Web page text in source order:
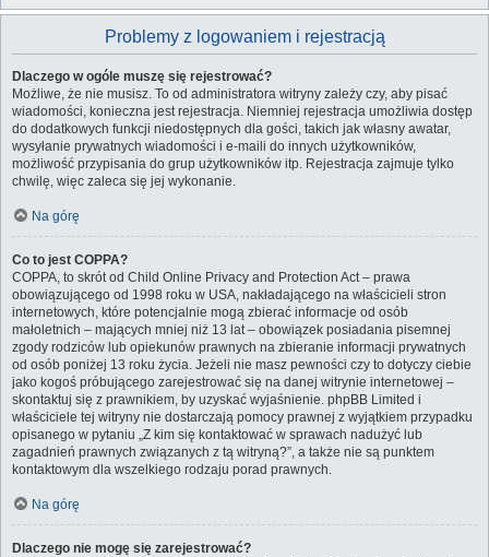
Problemy z logowaniem i rejestracją
Dlaczego w ogóle muszę się rejestrować?
Możliwe, że nie musisz. To od administratora witryny zależy czy, aby pisać
wiadomości, konieczna jest rejestracja. Niemniej rejestracja umożliwia dostęp
do dodatkowych funkcji niedostępnych dla gości, takich jak własny awatar,
wysyłanie prywatnych wiadomości i e-maili do innych użytkowników,
możliwość przypisania do grup użytkowników itp. Rejestracja zajmuje tylko
chwilę, więc zaleca się jej wykonanie.
Na górę
Co to jest COPPA?
COPPA, to skrót od Child Online Privacy and Protection Act – prawa
obowiązującego od 1998 roku w USA, nakładającego na właścicieli stron
internetowych, które potencjalnie mogą zbierać informacje od osób
małoletnich – mających mniej niż 13 lat – obowiązek posiadania pisemnej
zgody rodziców lub opiekunów prawnych na zbieranie informacji prywatnych
od osób poniżej 13 roku życia. Jeżeli nie masz pewności czy to dotyczy ciebie
jako kogoś próbującego zarejestrować się na danej witrynie internetowej –
skontaktuj się z prawnikiem, by uzyskać wyjaśnienie. phpBB Limited i
właściciele tej witryny nie dostarczają pomocy prawnej z wyjątkiem przypadku
opisanego w pytaniu „Z kim się kontaktować w sprawach nadużyć lub
zagadnień prawnych związanych z tą witryną?”, a także nie są punktem
kontaktowym dla wszelkiego rodzaju porad prawnych.
Na górę
Dlaczego nie mogę się zarejestrować?